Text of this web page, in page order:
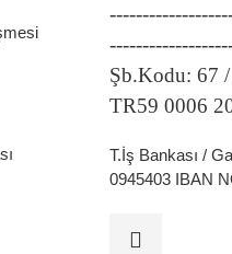
Şb.Kodu: 67
TR59 0006
T.İş Bankası /
0945403 IBAN